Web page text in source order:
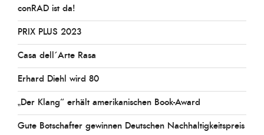
conRAD ist da!
PRIX PLUS 2023
Casa dell´Arte Rasa
Erhard Diehl wird 80
„Der Klang“ erhält amerikanischen Book-Award
Gute Botschafter gewinnen Deutschen Nachhaltigkeitspreis